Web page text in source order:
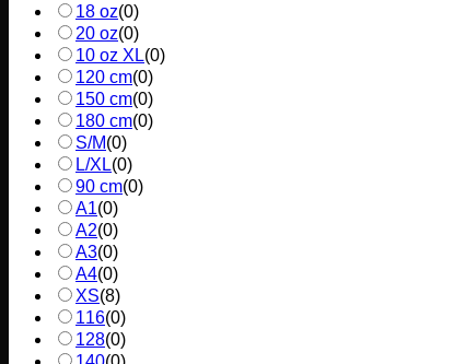
18 oz(0)
20 oz(0)
10 oz XL(0)
120 cm(0)
150 cm(0)
180 cm(0)
S/M(0)
L/XL(0)
90 cm(0)
A1(0)
A2(0)
A3(0)
A4(0)
XS(8)
116(0)
128(0)